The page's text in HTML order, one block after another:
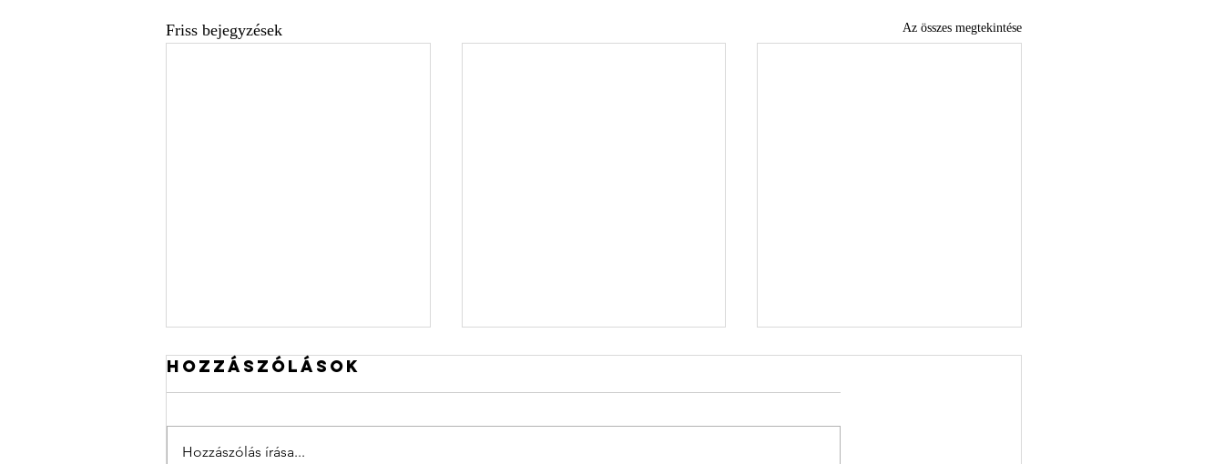
Friss bejegyzések Az összes megtekintése
Hozzászólások
Hozzászólás írása...